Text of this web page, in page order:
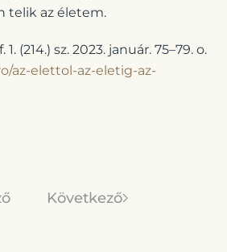
telik az életem.
1. (214.) sz. 2023. január. 75–79. o.
az-elettol-az-eletig-az-
Következő